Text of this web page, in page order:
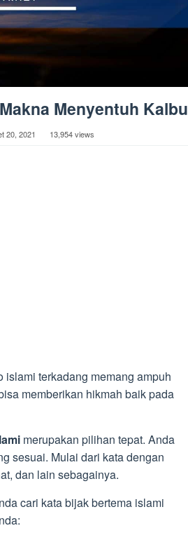
Menyentuh Kalbu
20, 2021 13,954 views
islami terkadang memang ampuh
memberikan hikmah baik pada
merupakan pilihan tepat. Anda
sesuai. Mulai dari kata dengan
dan lain sebagainya.
cari kata bijak bertema islami